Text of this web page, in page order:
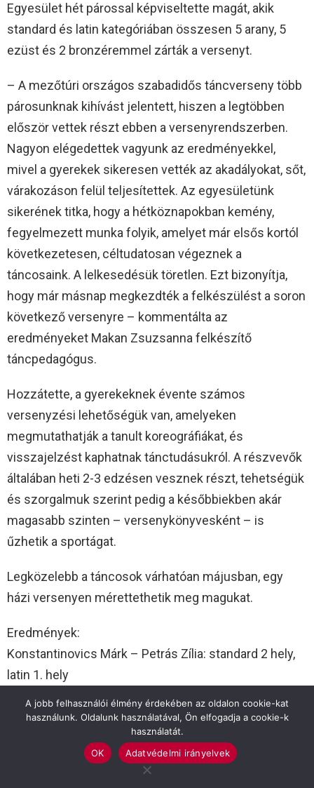
Egyesület hét párossal képviseltette magát, akik
standard és latin kategóriában összesen 5 arany, 5
ezüst és 2 bronzéremmel zárták a versenyt.
– A mezőtúri országos szabadidős táncverseny több
párosunknak kihívást jelentett, hiszen a legtöbben
először vettek részt ebben a versenyrendszerben.
Nagyon elégedettek vagyunk az eredményekkel,
mivel a gyerekek sikeresen vették az akadályokat, sőt,
várakozáson felül teljesítettek. Az egyesületünk
sikerének titka, hogy a hétköznapokban kemény,
fegyelmezett munka folyik, amelyet már elsős kortól
következetesen, céltudatosan végeznek a
táncosaink. A lelkesedésük töretlen. Ezt bizonyítja,
hogy már másnap megkezdték a felkészülést a soron
következő versenyre – kommentálta az
eredményeket Makan Zsuzsanna felkészítő
táncpedagógus.
Hozzátette, a gyerekeknek évente számos
versenyzési lehetőségük van, amelyeken
megmutathatják a tanult koreográfiákat, és
visszajelzést kaphatnak tánctudásukról. A részvevők
általában heti 2-3 edzésen vesznek részt, tehetségük
és szorgalmuk szerint pedig a későbbiekben akár
magasabb szinten – versenykönyvesként – is
űzhetik a sportágat.
Legközelebb a táncosok várhatóan májusban, egy
házi versenyen mérettethetik meg magukat.
Eredmények:
Konstantinovics Márk – Petrás Zília: standard 2 hely,
latin 1. hely
Furár Dominik – Kepenyes-Darida Dóra: standard 2.
hely, latin 2. hely
Baksa Barna – Kepenyey-Darida Zoé: standard 2. hely,
A jobb felhasználói élmény érdekében az oldalon cookie-kat
használunk. Oldalunk használatával, Ön elfogadja a cookie-k
használatát.
OK
Adatvédelmi irányelvek